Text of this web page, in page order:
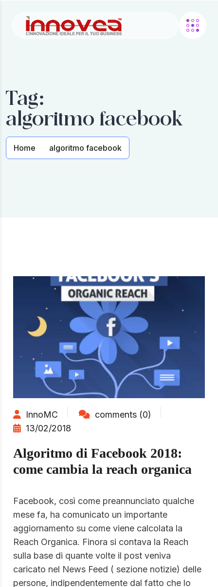
Tag:
algoritmo facebook
Home algoritmo facebook
InnoMC
comments (0)
13/02/2018
Algoritmo di Facebook 2018:
come cambia la reach organica
Facebook, così come preannunciato qualche
mese fa, ha comunicato un importante
aggiornamento su come viene calcolata la
Reach Organica. Finora si contava la Reach
sulla base di quante volte il post veniva
caricato nel News Feed ( sezione notizie) delle
persone, indipendentemente dal fatto che lo